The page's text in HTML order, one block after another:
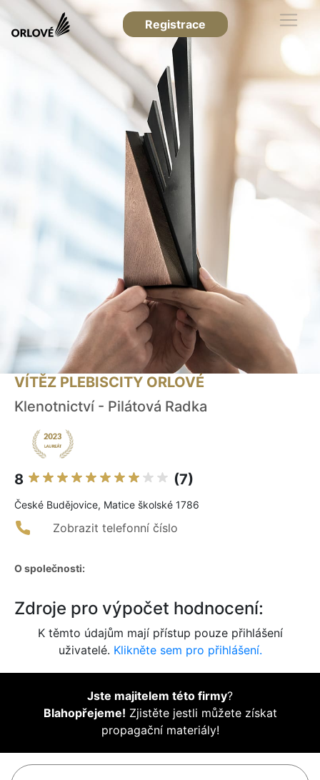
Registrace
VÍTĚZ PLEBISCITY ORLOVÉ
Klenotnictví - Pilátová Radka
8 (7)
České Budějovice, Matice školské 1786
Zobrazit telefonní číslo
O společnosti:
Zdroje pro výpočet hodnocení:
K těmto údajům mají přístup pouze přihlášení
uživatelé. Klikněte sem pro přihlášení.
Jste majitelem této firmy?
Blahopřejeme! Zjistěte jestli můžete získat
propagační materiály!